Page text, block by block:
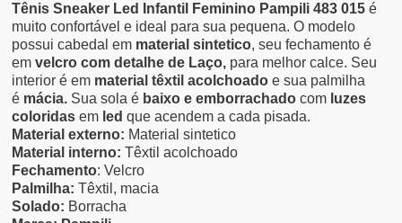
Tênis Sneaker Led Infantil Feminino Pampili 483 015é
muito confortável e ideal para sua pequena. O modelo
possui cabedal em material sintetico, seu fechamento é
emvelcro com detalhe de Laço, para melhor calce. Seu
interior é em material têxtil acolchoadoe sua palmilha
é mácia. Sua sola é baixo e emborrachadocom luzes
coloridas em led que acendem a cada pisada.
Material externo: Material sintetico
Material interno: Têxtil acolchoado
Fechamento: Velcro
Palmilha: Têxtil, macia
Solado: Borracha